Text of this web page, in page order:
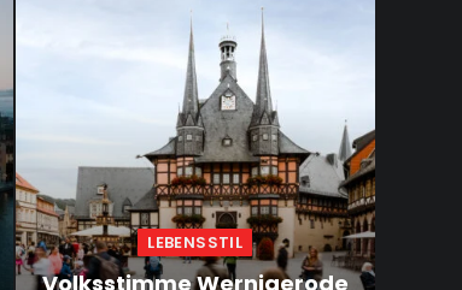
LEBENSSTIL
Volksstimme Wernigerode